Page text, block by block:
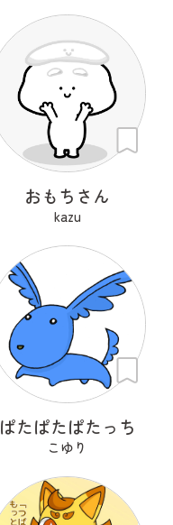
おもちさん
kazu
ぱたぱたぱたっち
こゆり